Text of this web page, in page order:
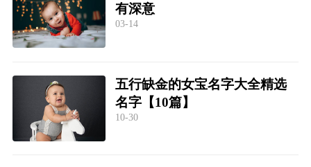
有深意
03-14
五行缺金的女宝名字大全精选
名字【10篇】
10-30